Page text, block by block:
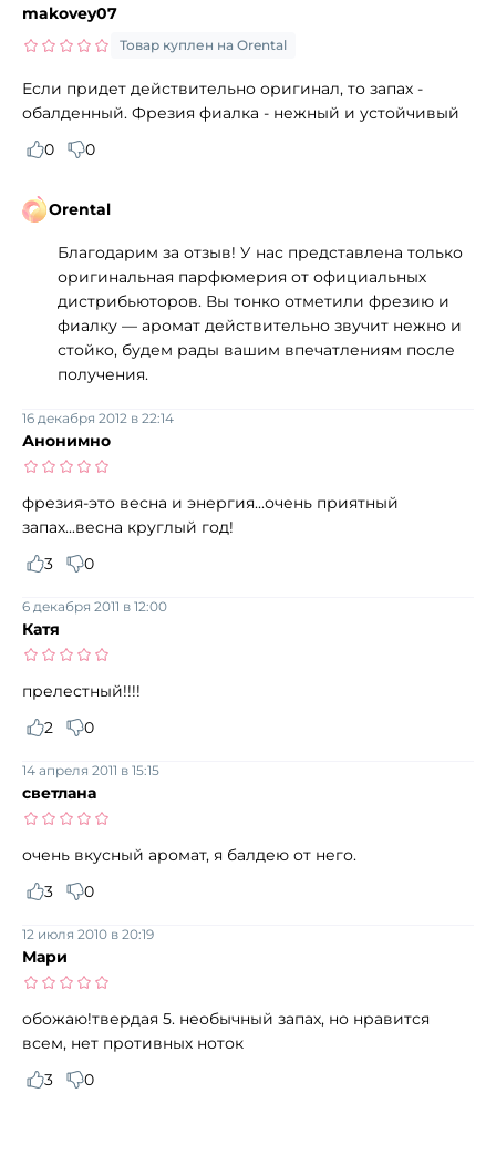
makovey07
Товар куплен на Orental
Если придет действительно оригинал, то запах -
обалденный. Фрезия фиалка - нежный и устойчивый
0
0
Orental
Благодарим за отзыв! У нас представлена только
оригинальная парфюмерия от официальных
дистрибьюторов. Вы тонко отметили фрезию и
фиалку — аромат действительно звучит нежно и
стойко, будем рады вашим впечатлениям после
получения.
Анонимно
16 декабря 2012 в 22:14
фрезия-это весна и энергия...очень приятный
запах...весна круглый год!
3
0
Катя
6 декабря 2011 в 12:00
прелестный!!!!
2
0
светлана
14 апреля 2011 в 15:15
очень вкусный аромат, я балдею от него.
3
0
Мари
12 июля 2010 в 20:19
обожаю!твердая 5. необычный запах, но нравится
всем, нет противных ноток
3
0